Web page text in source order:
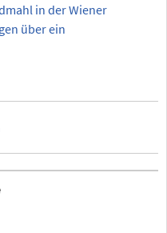
in der Wiener
über ein